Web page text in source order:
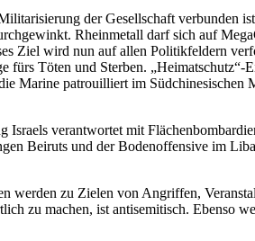
der Gesellschaft verbunden
Rheinmetall darf sich auf
Ziel wird nun auf allen Politikfeldern
Töten und Sterben. „Heimatschutz“-
Marine patrouilliert im Südchinesischen
Israels verantwortet mit
Beiruts und der Bodenoffensive im
werden zu Zielen von Angriffen,
zu machen, ist antisemitisch. Ebenso